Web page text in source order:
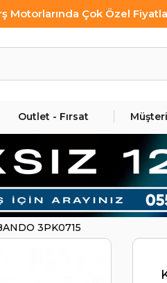
Motorlarında Çok Özel
Outlet - Fırsat
3PK0715